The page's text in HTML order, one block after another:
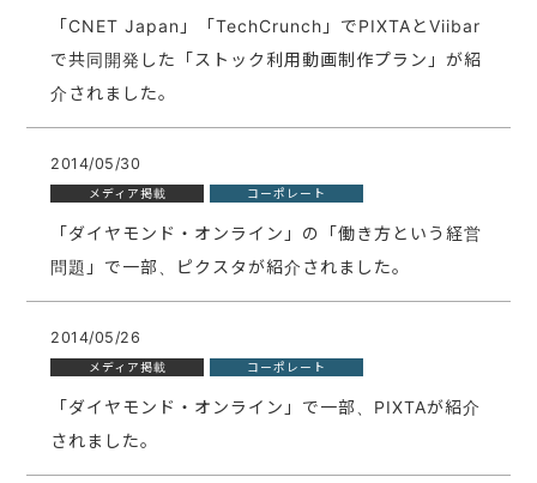
「CNET Japan」「TechCrunch」でPIXTAとViibar
で共同開発した「ストック利用動画制作プラン」が紹
介されました。
2014/05/30
メディア掲載 コーポレート
「ダイヤモンド・オンライン」の「働き方という経営
問題」で一部、ピクスタが紹介されました。
2014/05/26
メディア掲載 コーポレート
「ダイヤモンド・オンライン」で一部、PIXTAが紹介
されました。